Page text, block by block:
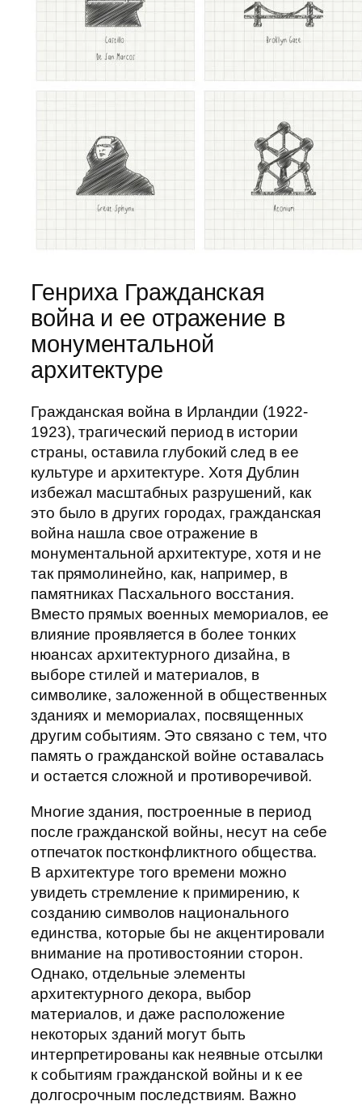
Генриха Гражданская
война и ее отражение в
монументальной
архитектуре
Гражданская война в Ирландии (1922-
1923), трагический период в истории
страны, оставила глубокий след в ее
культуре и архитектуре. Хотя Дублин
избежал масштабных разрушений, как
это было в других городах, гражданская
война нашла свое отражение в
монументальной архитектуре, хотя и не
так прямолинейно, как, например, в
памятниках Пасхального восстания.
Вместо прямых военных мемориалов, ее
влияние проявляется в более тонких
нюансах архитектурного дизайна, в
выборе стилей и материалов, в
символике, заложенной в общественных
зданиях и мемориалах, посвященных
другим событиям. Это связано с тем, что
память о гражданской войне оставалась
и остается сложной и противоречивой.
Многие здания, построенные в период
после гражданской войны, несут на себе
отпечаток постконфликтного общества.
В архитектуре того времени можно
увидеть стремление к примирению, к
созданию символов национального
единства, которые бы не акцентировали
внимание на противостоянии сторон.
Однако, отдельные элементы
архитектурного декора, выбор
материалов, и даже расположение
некоторых зданий могут быть
интерпретированы как неявные отсылки
к событиям гражданской войны и к ее
долгосрочным последствиям. Важно